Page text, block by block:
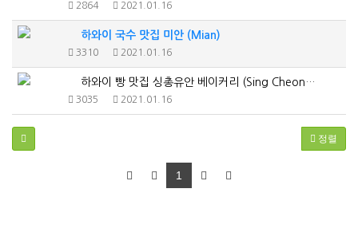
2864 2021.01.16
하와이 국수 맛집 미안 (Mian)
3310 2021.01.16
하와이 빵 맛집 싱총유안 베이커리 (Sing Cheon…
3035 2021.01.16
정렬
1